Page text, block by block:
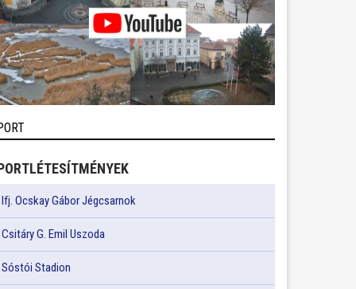
Ifj. Ocskay Gábor Jégcsarnok
Csitáry G. Emil Uszoda
Sóstói Stadion